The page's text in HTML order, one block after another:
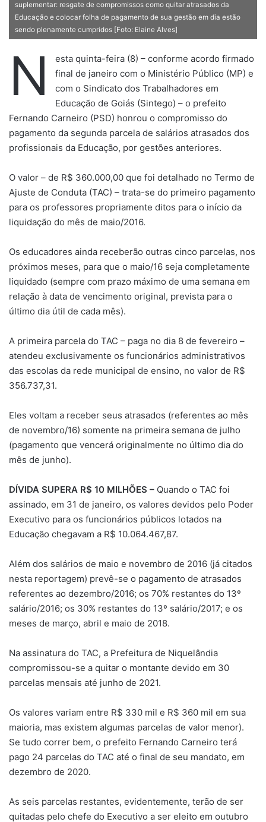
suplementar: resgate de compromissos como quitar atrasados da
Educação e colocar folha de pagamento de sua gestão em dia estão
sendo plenamente cumpridos [Foto: Elaine Alves]
N
esta quinta-feira (8) – conforme acordo firmado
final de janeiro com o Ministério Público (MP) e
com o Sindicato dos Trabalhadores em
Educação de Goiás (Sintego) – o prefeito
Fernando Carneiro (PSD) honrou o compromisso do
pagamento da segunda parcela de salários atrasados dos
profissionais da Educação, por gestões anteriores.
O valor – de R$ 360.000,00 que foi detalhado no Termo de
Ajuste de Conduta (TAC) – trata-se do primeiro pagamento
para os professores propriamente ditos para o início da
liquidação do mês de maio/2016.
Os educadores ainda receberão outras cinco parcelas, nos
próximos meses, para que o maio/16 seja completamente
liquidado (sempre com prazo máximo de uma semana em
relação à data de vencimento original, prevista para o
último dia útil de cada mês).
A primeira parcela do TAC – paga no dia 8 de fevereiro –
atendeu exclusivamente os funcionários administrativos
das escolas da rede municipal de ensino, no valor de R$
356.737,31.
Eles voltam a receber seus atrasados (referentes ao mês
de novembro/16) somente na primeira semana de julho
(pagamento que vencerá originalmente no último dia do
mês de junho).
DÍVIDA SUPERA R$ 10 MILHÕES – Quando o TAC foi
assinado, em 31 de janeiro, os valores devidos pelo Poder
Executivo para os funcionários públicos lotados na
Educação chegavam a R$ 10.064.467,87.
Além dos salários de maio e novembro de 2016 (já citados
nesta reportagem) prevê-se o pagamento de atrasados
referentes ao dezembro/2016; os 70% restantes do 13º
salário/2016; os 30% restantes do 13º salário/2017; e os
meses de março, abril e maio de 2018.
Na assinatura do TAC, a Prefeitura de Niquelândia
compromissou-se a quitar o montante devido em 30
parcelas mensais até junho de 2021.
Os valores variam entre R$ 330 mil e R$ 360 mil em sua
maioria, mas existem algumas parcelas de valor menor).
Se tudo correr bem, o prefeito Fernando Carneiro terá
pago 24 parcelas do TAC até o final de seu mandato, em
dezembro de 2020.
As seis parcelas restantes, evidentemente, terão de ser
quitadas pelo chefe do Executivo a ser eleito em outubro